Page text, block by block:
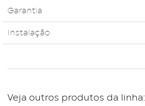
Garantia
Instalação
Veja outros produtos da linha: